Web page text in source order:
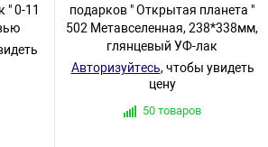
" 0-11
подарков " Открытая планета "
502 Метавселенная, 238*338мм,
глянцевый УФ-лак
Авторизуйтесь, чтобы увидеть
цену
50 товаров